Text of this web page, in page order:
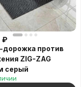
₽
дорожка против
ZIG-ZAG
серый